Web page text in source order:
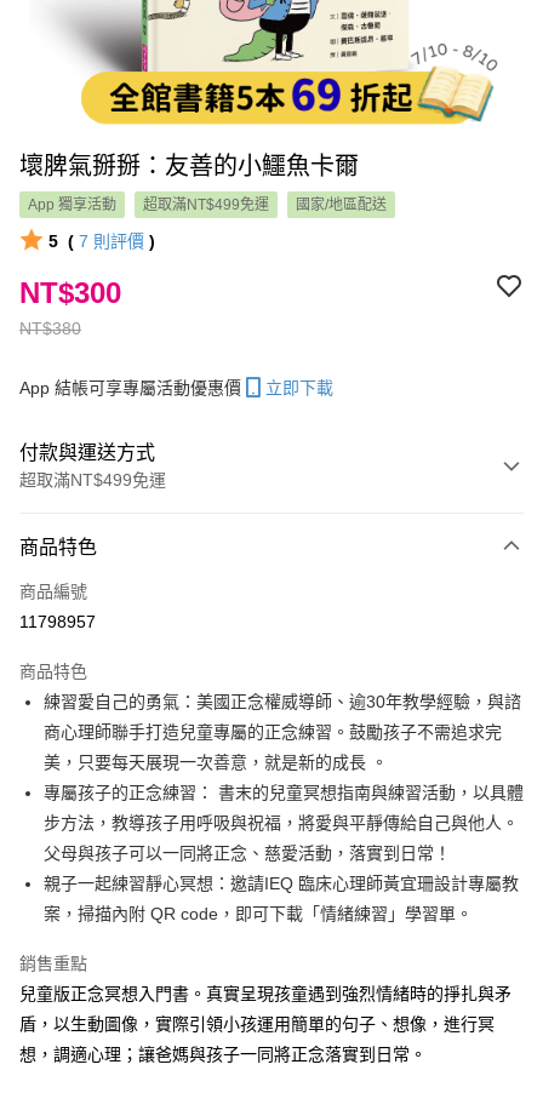
壞脾氣掰掰：友善的小鱷魚卡爾
App 獨享活動 超取滿NT$499免運 國家/地區配送
5 ( 7 則評價 )
NT$380
NT$300
App 結帳可享專屬活動優惠價 立即下載
付款與運送方式
超取滿NT$499免運
信用卡一次付款
LINE Pay
大哥付你分期
相關說明
【大哥付你分期使用說明】
1.本服務由台灣大哥大提供，台灣大哥大用戶可立即使用無須另外申請。
2.付款方式選擇「大哥付你分期」，訂單成立後會自動跳轉到大哥付的交易
流程，驗證手機門號後，選擇欲分期的期數、繳款截止日，確認付款後即完
3.實際核准額度、可分期數及費用金額請依後續交易確認頁面所載為準。
4.訂單成立30分鐘內，如未前往確認交易或遇審核未通過，訂單將自動取
消。如遇「轉專審核」未通過狀況，表示未達大哥付你分期系統評分，恕無
法說明評估內容。
1.分期款項不併入電信帳單，「大哥付你分期」於每月結算日後寄送繳費提
醒簡訊。
2.透過簡訊連結打開帳單後，可選擇「超商條碼／台灣大直營門市／銀行轉
帳／街口支付／iPASS MONEY」等通路繳費。
AFTEE先享後付
相關說明
【關於「AFTEE先享後付」】
AFTEE先享後付是「在收到商品之後才付款」的支付方式。 讓您購物簡單
便利好安心！
１．簡單：不需註冊會員、不需綁卡、不需儲值。
２．便利：只要手機號碼，簡訊認證，即可結帳。
１．於結帳方式選擇「AFTEE先享後付」後，將跳轉至「AFTEE先享後付」
結帳頁面，進行簡訊認證並確認金額後，即可完成結帳。
２．訂單成立數日內，您將收到繳費通知簡訊。
３．收到繳費通知簡訊後14天內，點擊此簡訊中的連結，可透過四大超商／
ATM付款
運送方式
每筆NT$70，滿NT$499(含以上)免運費
付款後7-11取貨
每筆NT$70，滿NT$800(含以上)免運費
商品特色
商品編號
11798957
商品特色
練習愛自己的勇氣：美國正念權威導師、逾30年教學經驗，與諮
商心理師聯手打造兒童專屬的正念練習。鼓勵孩子不需追求完
美，只要每天展現一次善意，就是新的成長 。
專屬孩子的正念練習： 書末的兒童冥想指南與練習活動，以具體
步方法，教導孩子用呼吸與祝福，將愛與平靜傳給自己與他人。
父母與孩子可以一同將正念、慈愛活動，落實到日常！
親子一起練習靜心冥想：邀請IEQ 臨床心理師黃宜珊設計專屬教
案，掃描內附 QR code，即可下載「情緒練習」學習單。
銷售重點
兒童版正念冥想入門書。真實呈現孩童遇到強烈情緒時的掙扎與矛
盾，以生動圖像，實際引領小孩運用簡單的句子、想像，進行冥
想，調適心理；讓爸媽與孩子一同將正念落實到日常。